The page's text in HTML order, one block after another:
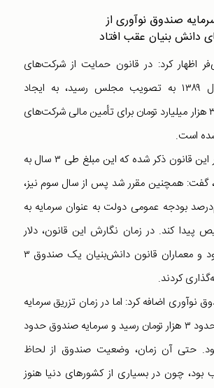
اظهار کرد: در قانون حمایت از شرکت‌های
دانش‌بنیان که سال ۱۳۸۹ به تصویب مجلس رسید، به ایجاد
صندوقی با سرمایه ۳ هزار میلیارد تومان برای تأمین مالی شرکت‌های
است.
وی با بیان اینکه در این قانون ذکر شده که این مبلغ طی ۳ سال به
گفت: همچنین مقرر شد پس از سال سوم نیز،
بودجه عمومی دولت به عنوان سرمایه به
کند. در زمان نگارش این قانون، دلار
حدود هزار تومان بود و معماران قانون دانش‌بنیان یک صندوق ۳
کردند.
نوآوری اضافه کرد: اما در زمان تزریق سرمایه
به صندوق، دلار به حدود ۳ هزار تومان رسید و سرمایه صندوق حدود
بود. حتی آن زمان، وضعیت صندوق از لحاظ
بود، چون در بسیاری از کشورهای دنیا هنوز